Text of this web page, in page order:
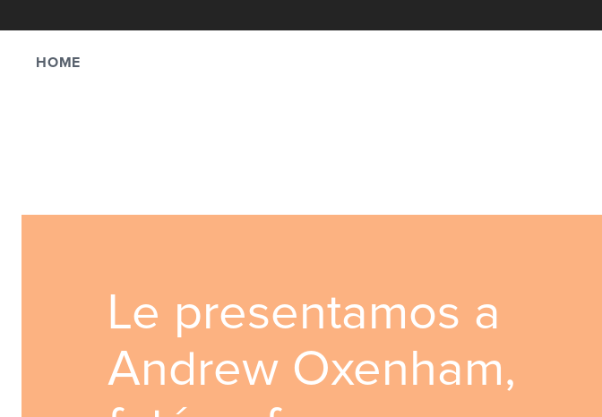
HOME
Le presentamos a
Andrew Oxenham,